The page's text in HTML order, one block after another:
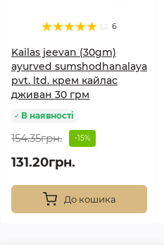
6
Kailas jeevan (30gm)
ayurved sumshodhanalaya
pvt. ltd. крем кайлас
дживан 30 грм
В наявності
154.35грн. -15%
131.20грн.
До кошика